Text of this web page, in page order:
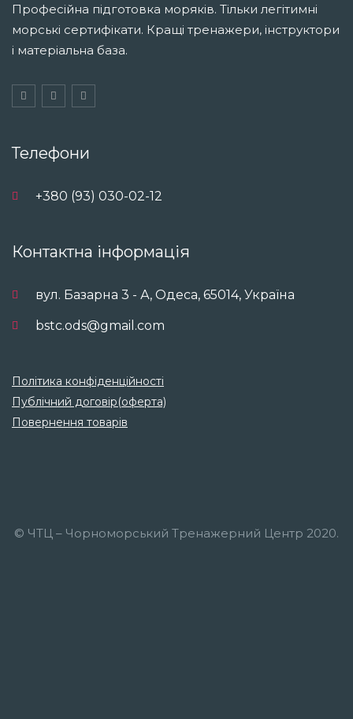
Професійна підготовка моряків. Тільки легітимні
морські сертифікати. Кращі тренажери, інструктори
і матеріальна база.
Телефони
+380 (93) 030-02-12
Контактна інформація
вул. Базарна 3 - А, Одеса, 65014, Україна
bstc.ods@gmail.com
Політика конфіденційності
Публічний договір(оферта)
Повернення товарів
© ЧТЦ – Чорноморський Тренажерний Центр 2020.